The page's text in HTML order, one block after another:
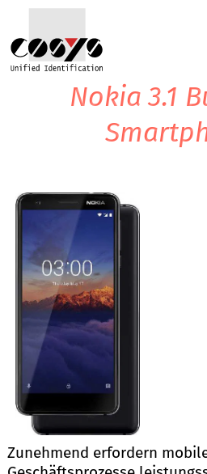
Nokia 3.1
Zunehmend erfordern